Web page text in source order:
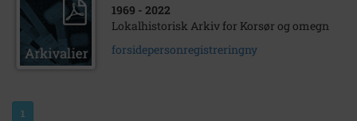
1969 - 2022
Lokalhistorisk Arkiv for Korsør og omegn
forsidepersonregistreringny
1